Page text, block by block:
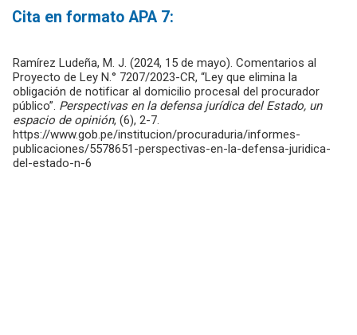
Ramírez Ludeña, M. J. (2024, 15 de mayo). Comentarios al
Proyecto de Ley N.° 7207/2023-CR, “Ley que elimina la
obligación de notificar al domicilio procesal del procurador
público”. Perspectivas en la defensa jurídica del Estado, un
espacio de opinión, (6), 2-7.
https://www.gob.pe/institucion/procuraduria/informes-
publicaciones/5578651-perspectivas-en-la-defensa-juridica-
del-estado-n-6
Cita en formato APA 7: